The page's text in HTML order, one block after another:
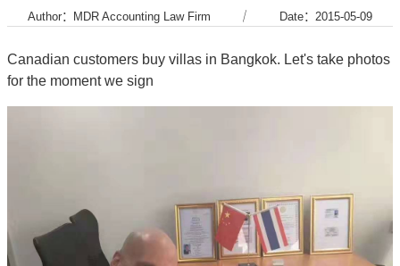
Author：MDR Accounting Law Firm ｜ Date：2015-05-09
Canadian customers buy villas in Bangkok. Let's take photos
for the moment we sign